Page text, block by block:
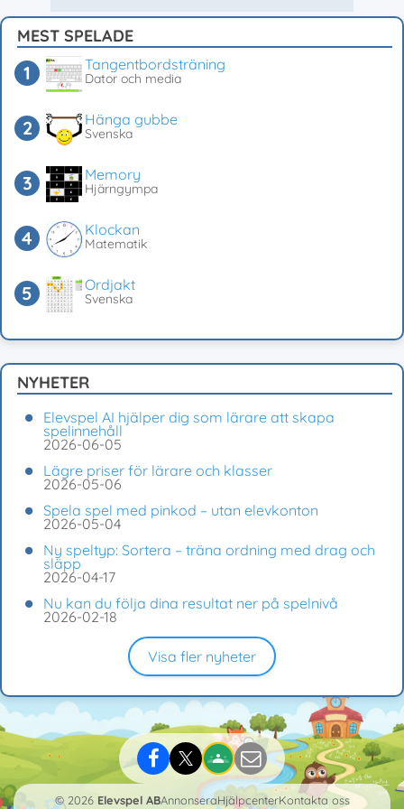
MEST SPELADE
Tangentbordsträning
Dator och media
Hänga gubbe
Svenska
Memory
Hjärngympa
Klockan
Matematik
Ordjakt
Svenska
NYHETER
Elevspel AI hjälper dig som lärare att skapa
spelinnehåll
2026-06-05
Lägre priser för lärare och klasser
2026-05-06
Spela spel med pinkod – utan elevkonton
2026-05-04
Ny speltyp: Sortera – träna ordning med drag och
släpp
2026-04-17
Nu kan du följa dina resultat ner på spelnivå
2026-02-18
Visa fler nyheter
© 2026 Elevspel ABAnnonseraHjälpcenterKontakta oss